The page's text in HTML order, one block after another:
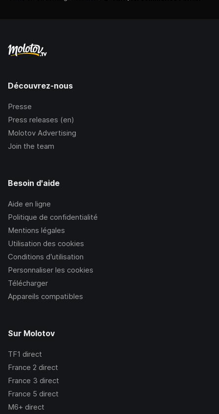
Découvrez-nous
Presse
Press releases (en)
Molotov Advertising
Join the team
Besoin d'aide
Aide en ligne
Politique de confidentialité
Mentions légales
Utilisation des cookies
Conditions d’utilisation
Personnaliser les cookies
Télécharger
Appareils compatibles
Sur Molotov
TF1 direct
France 2 direct
France 3 direct
France 5 direct
M6+ direct